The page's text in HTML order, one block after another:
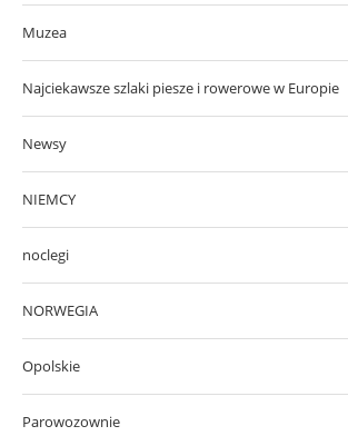
Muzea
Najciekawsze szlaki piesze i rowerowe w Europie
Newsy
NIEMCY
noclegi
NORWEGIA
Opolskie
Parowozownie